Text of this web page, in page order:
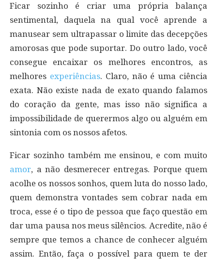
Ficar sozinho é criar uma própria balança
sentimental, daquela na qual você aprende a
manusear sem ultrapassar o limite das decepções
amorosas que pode suportar. Do outro lado, você
consegue encaixar os melhores encontros, as
melhores experiências. Claro, não é uma ciência
exata. Não existe nada de exato quando falamos
do coração da gente, mas isso não significa a
impossibilidade de querermos algo ou alguém em
sintonia com os nossos afetos.
Ficar sozinho também me ensinou, e com muito
amor, a não desmerecer entregas. Porque quem
acolhe os nossos sonhos, quem luta do nosso lado,
quem demonstra vontades sem cobrar nada em
troca, esse é o tipo de pessoa que faço questão em
dar uma pausa nos meus silêncios. Acredite, não é
sempre que temos a chance de conhecer alguém
assim. Então, faça o possível para quem te der